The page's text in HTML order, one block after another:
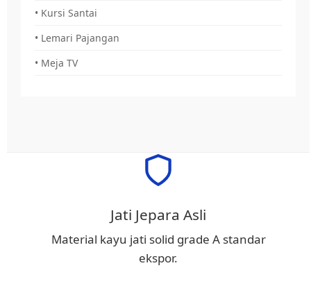
• Kursi Santai
• Lemari Pajangan
• Meja TV
Jati Jepara Asli
Material kayu jati solid grade A standar
ekspor.